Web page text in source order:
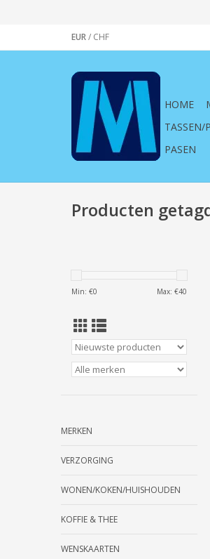
EUR/ CHF
HOME
TASSEN/
PASEN
Producten
Min: €0 Max: €40
MERKEN
VERZORGING
WONEN/KOKEN/HUISHOUDEN
KOFFIE & THEE
WENSKAARTEN